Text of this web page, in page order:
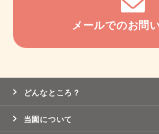
メールでのお問
どんなところ？
当園について